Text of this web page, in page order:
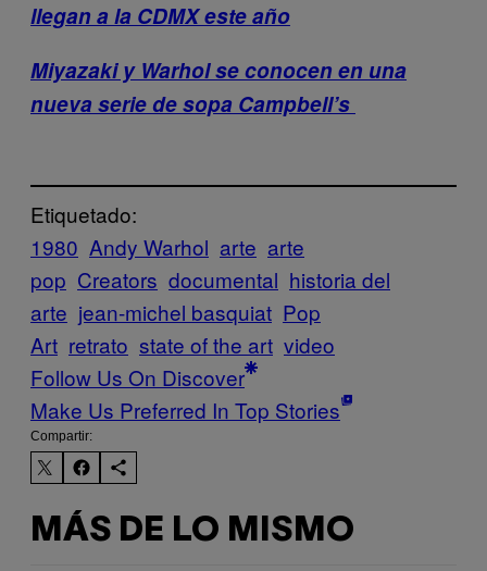
llegan a la CDMX este año
Miyazaki y Warhol se conocen en una
nueva serie de sopa Campbell’s
Etiquetado:
1980 Andy Warhol arte arte
pop Creators documental historia del
arte jean-michel basquiat Pop
Art retrato state of the art video
Follow Us On Discover
Make Us Preferred In Top Stories
Compartir:
MÁS DE LO MISMO